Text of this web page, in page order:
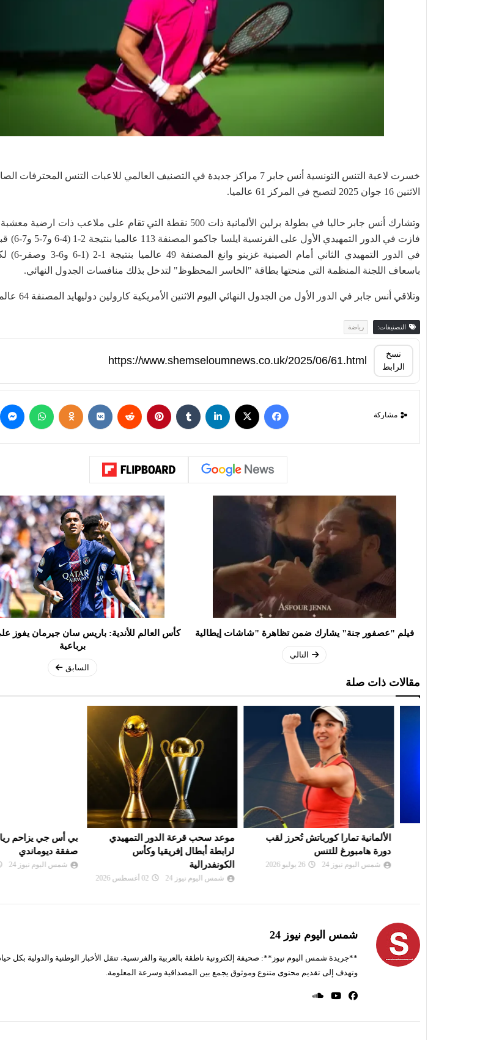
خسرت لاعبة التنس التونسية أنس جابر 7 مراكز جديدة في التصنيف العالمي للاعبات التنس المحترفات
الاثنين 16 جوان 2025 لتصبح في المركز 61 عالميا.
وتشارك أنس جابر حاليا في بطولة برلين الألمانية ذات 500 نقطة التي تقام على ملاعب ذات
فازت في الدور التمهيدي
في الدور التمهيدي
باسعاف اللجنة المنظمة التي منحتها بطاقة "الخاسر المحظوظ" لتدخل بذلك منافسات الجدول النهائي.
وتلاقي أنس جابر في الدور الأول من الجدول النهائي اليوم الاثنين الأمريكية كارولين دوليهايد المصنفة 64 عالميا
التصنيفات: رياضة
نسخ
الرابط
مشاركة
فيلم "عصفور جنة" يشارك ضمن تظاهرة "شاشات إيطالية
التالي
كأس العالم للأندية: باريس سان جيرمان يفوز
برباعية
السابق
مقالات ذات صلة
الألمانية تمارا كورباتش تُحرز لقب
دورة هامبورغ للتنس
شمس اليوم نيوز 24 26 يوليو 2026
موعد سحب قرعة الدور التمهيدي
لرابطة أبطال إفريقيا وكأس
الكونفدرالية
شمس اليوم نيوز 24 02 أغسطس 2026
بي أس جي يزاحم ريال
صفقة ديوماندي
شمس اليوم نيوز 24 28 يوليو 2026
شمس اليوم نيوز 24
**جريدة شمس اليوم نيوز**: صحيفة إلكترونية ناطقة بالعربية والفرنسية، تنقل الأخبار الوطنية والدولية بكل
وتهدف إلى تقديم محتوى متنوع وموثوق يجمع بين المصداقية وسرعة المعلومة.